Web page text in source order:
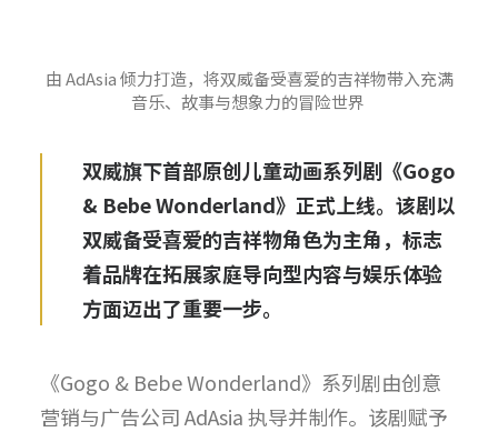
由 AdAsia 倾力打造，将双威备受喜爱的吉祥物带入充满
音乐、故事与想象力的冒险世界
双威旗下首部原创儿童动画系列剧《Gogo
& Bebe Wonderland》正式上线。该剧以
双威备受喜爱的吉祥物角色为主角，标志
着品牌在拓展家庭导向型内容与娱乐体验
方面迈出了重要一步。
《Gogo & Bebe Wonderland》系列剧由创意
营销与广告公司 AdAsia 执导并制作。该剧赋予